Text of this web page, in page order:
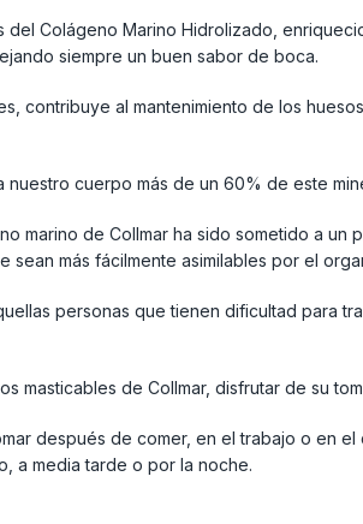
Colágeno Marino Hidrolizado,
siempre un buen sabor de boca.
contribuye al mantenimiento de los
cuerpo más de un 60% de este
marino de Collmar ha sido sometido a un
más fácilmente asimilables por el
personas que tienen dificultad para
masticables de Collmar, disfrutar de su
después de comer, en el trabajo o en
a media tarde o por la noche.